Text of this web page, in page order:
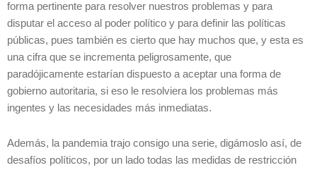
forma pertinente para resolver nuestros problemas y para
disputar el acceso al poder político y para definir las políticas
públicas, pues también es cierto que hay muchos que, y esta es
una cifra que se incrementa peligrosamente, que
paradójicamente estarían dispuesto a aceptar una forma de
gobierno autoritaria, si eso le resolviera los problemas más
ingentes y las necesidades más inmediatas.
Además, la pandemia trajo consigo una serie, digámoslo así, de
desafíos políticos, por un lado todas las medidas de restricción